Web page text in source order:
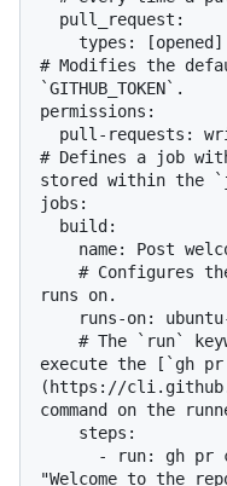
# Modifies the
`GITHUB_TOKEN`.
permissions:
# Defines a job
stored within the
jobs:
runs on.
execute the [`gh pr
(https://
command on the
"Welcome to the